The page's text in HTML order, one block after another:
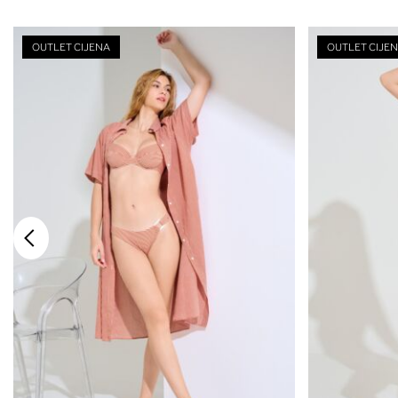
OUTLET CIJENA OUTLET